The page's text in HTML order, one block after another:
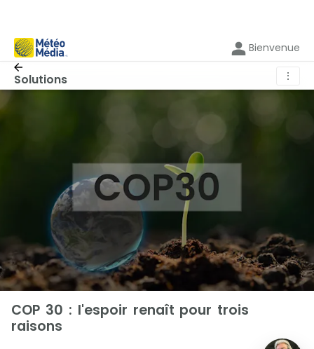
Bienvenue
Solutions ⋮
COP 30 : l'espoir renaît pour trois
raisons